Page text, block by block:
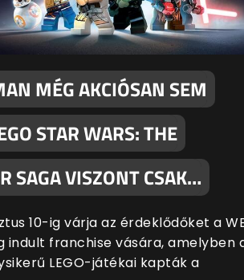
MÉG AKCIÓSAN SEM
STAR WARS: THE
SAGA VISZONT CSAK…
10-ig várja az érdeklődőket a
indult franchise vására, amelyben
LEGO-játékai kapták a